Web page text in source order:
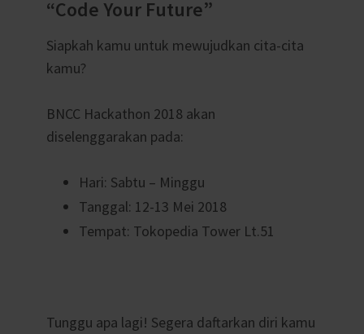
“Code Your Future”
Siapkah kamu untuk mewujudkan cita-cita
kamu?
BNCC Hackathon 2018 akan
diselenggarakan pada:
Hari: Sabtu – Minggu
Tanggal: 12-13 Mei 2018
Tempat: Tokopedia Tower Lt.51
Tunggu apa lagi! Segera daftarkan diri kamu